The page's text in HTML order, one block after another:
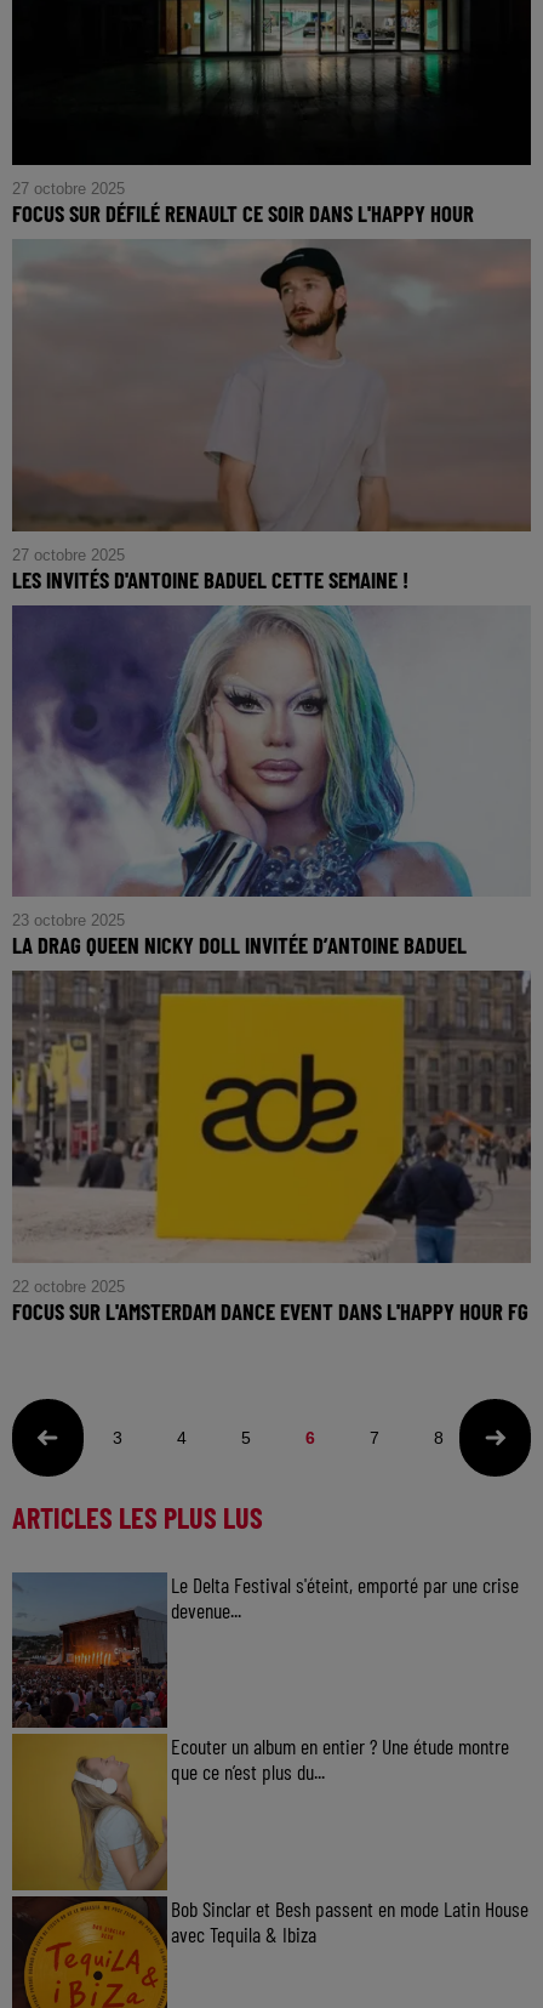
27 octobre 2025
FOCUS SUR DÉFILÉ RENAULT CE SOIR DANS L'HAPPY HOUR
27 octobre 2025
LES INVITÉS D'ANTOINE BADUEL CETTE SEMAINE !
23 octobre 2025
LA DRAG QUEEN NICKY DOLL INVITÉE D’ANTOINE BADUEL
22 octobre 2025
FOCUS SUR L'AMSTERDAM DANCE EVENT DANS L'HAPPY HOUR FG
3 4 5 6 7 8 9
ARTICLES LES PLUS LUS
Le Delta Festival s'éteint, emporté par une crise
devenue...
Ecouter un album en entier ? Une étude montre
que ce n’est plus du...
Bob Sinclar et Besh passent en mode Latin House
avec Tequila & Ibiza